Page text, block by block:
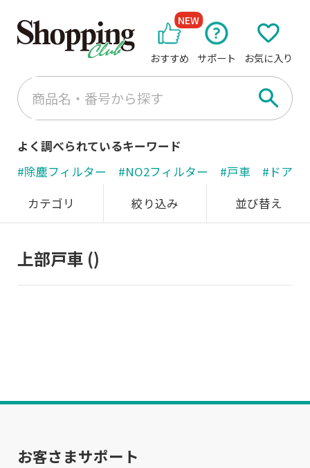
おすすめ
NEW
サポート お気に入り
よく調べられているキーワード
#除塵フィルター
#NO2フィルター #戸車
#ドアノ
カテゴリ
絞り込み 並び替え
上部戸車 ()
お客さまサポート